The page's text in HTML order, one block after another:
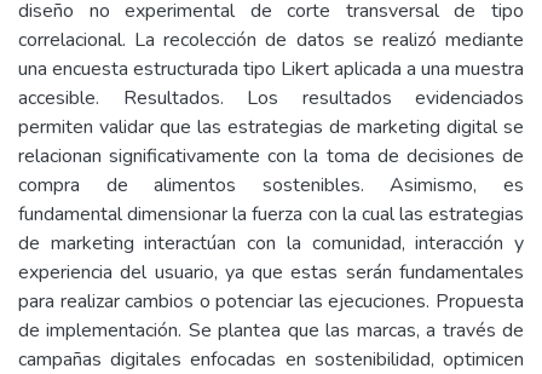
diseño no experimental de corte transversal de tipo
correlacional. La recolección de datos se realizó mediante
una encuesta estructurada tipo Likert aplicada a una muestra
accesible. Resultados. Los resultados evidenciados
permiten validar que las estrategias de marketing digital se
relacionan significativamente con la toma de decisiones de
compra de alimentos sostenibles. Asimismo, es
fundamental dimensionar la fuerza con la cual las estrategias
de marketing interactúan con la comunidad, interacción y
experiencia del usuario, ya que estas serán fundamentales
para realizar cambios o potenciar las ejecuciones. Propuesta
de implementación. Se plantea que las marcas, a través de
campañas digitales enfocadas en sostenibilidad, optimicen